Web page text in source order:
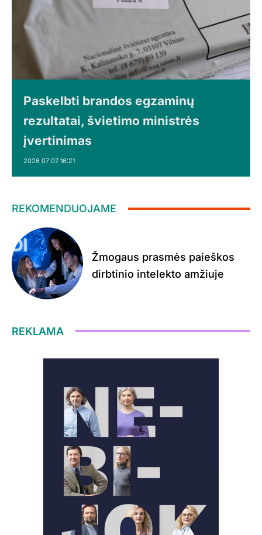
Paskelbti brandos egzaminų
rezultatai, švietimo ministrės
įvertinimas
2026 07 07 16:21
REKOMENDUOJAME
Žmogaus prasmės paieškos
dirbtinio intelekto amžiuje
REKLAMA